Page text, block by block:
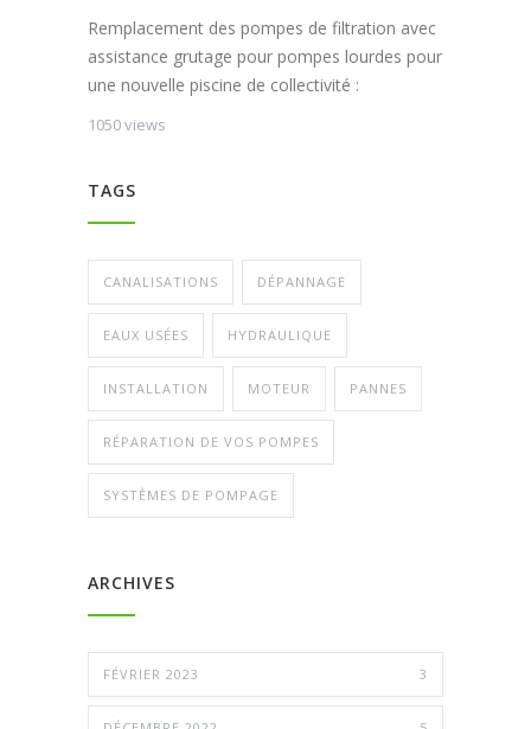
Remplacement des pompes de filtration avec
assistance grutage pour pompes lourdes pour
une nouvelle piscine de collectivité :
1050 views
TAGS
CANALISATIONS DÉPANNAGE
EAUX USÉES HYDRAULIQUE
INSTALLATION MOTEUR PANNES
RÉPARATION DE VOS POMPES
SYSTÈMES DE POMPAGE
ARCHIVES
FÉVRIER 2023 3